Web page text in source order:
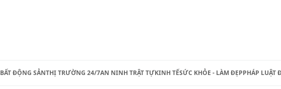
BẤT ĐỘNG SẢNTHỊ TRƯỜNG 24/7AN NINH TRẬT TỰKINH TẾSỨC KHỎE - LÀM ĐẸPPHÁP LUẬT